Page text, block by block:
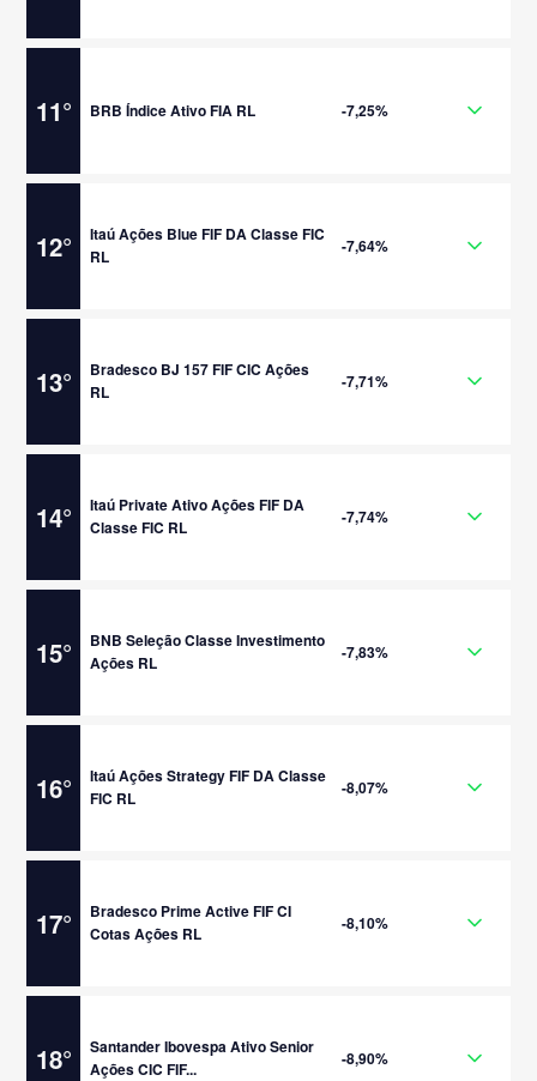
11° BRB Índice Ativo FIA RL -7,25%
12°
Itaú Ações Blue FIF DA Classe FIC
RL
-7,64%
13°
Bradesco BJ 157 FIF CIC Ações
RL
-7,71%
14°
Itaú Private Ativo Ações FIF DA
Classe FIC RL
-7,74%
15°
BNB Seleção Classe Investimento
Ações RL
-7,83%
16°
Itaú Ações Strategy FIF DA Classe
FIC RL
-8,07%
17°
Bradesco Prime Active FIF CI
Cotas Ações RL
-8,10%
18°
Santander Ibovespa Ativo Senior
Ações CIC FIF...
-8,90%